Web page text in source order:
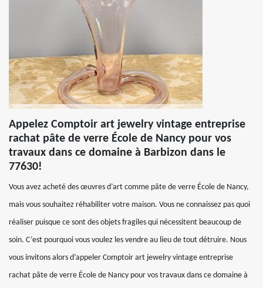
Appelez Comptoir art jewelry vintage entreprise
rachat pâte de verre École de Nancy pour vos
travaux dans ce domaine à Barbizon dans le
77630!
Vous avez acheté des œuvres d’art comme pâte de verre École de Nancy,
mais vous souhaitez réhabiliter votre maison. Vous ne connaissez pas quoi
réaliser puisque ce sont des objets fragiles qui nécessitent beaucoup de
soin. C’est pourquoi vous voulez les vendre au lieu de tout détruire. Nous
vous invitons alors d’appeler Comptoir art jewelry vintage entreprise
rachat pâte de verre École de Nancy pour vos travaux dans ce domaine à